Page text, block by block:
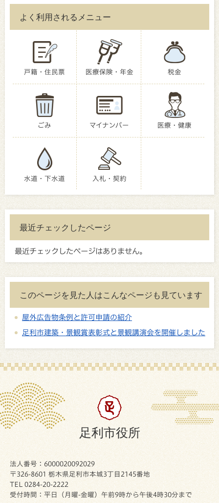
よく利用されるメニュー
戸籍・住民票 医療保険・年金 税金
ごみ マイナンバー 医療・健康
水道・下水道 入札・契約
最近チェックしたページ
最近チェックしたページはありません。
このページを見た人はこんなページも見ています
屋外広告物条例と許可申請の紹介
足利市建築・景観賞表彰式と景観講演会を開催しました
足利市役所
法人番号：6000020092029
〒326-8601 栃木県足利市本城3丁目2145番地
TEL 0284-20-2222
受付時間：平日（月曜-金曜）午前9時から午後4時30分まで